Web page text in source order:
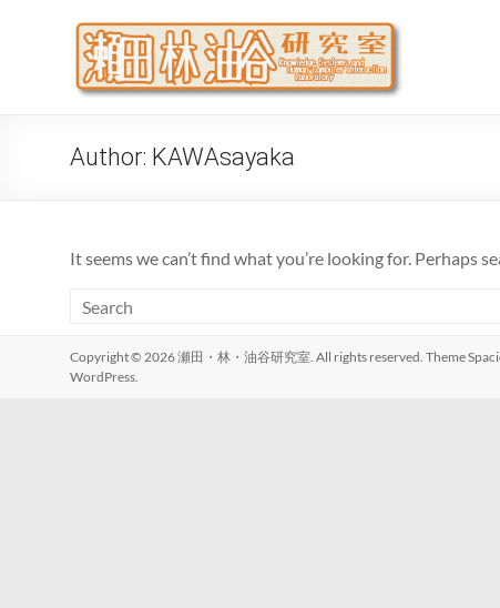
代シス
Author: KAWAsayaka
It seems we can’t find what you’re looking for. Perhaps
Copyright © 2026瀬田・林・油谷研究室. All rights reserved. Theme
WordPress.